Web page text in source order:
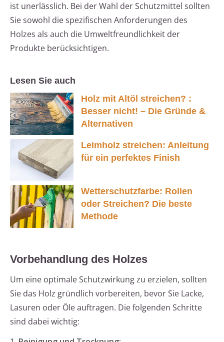
ist unerlässlich. Bei der Wahl der Schutzmittel sollten
Sie sowohl die spezifischen Anforderungen des
Holzes als auch die Umweltfreundlichkeit der
Produkte berücksichtigen.
Lesen Sie auch
Holz mit Altöl streichen? :
Besser nicht! – Die Gründe &
Alternativen
Leimholz streichen: Anleitung
für ein perfektes Finish
Wetterschutzfarbe: Rollen
oder Streichen? Die beste
Methode
Vorbehandlung des Holzes
Um eine optimale Schutzwirkung zu erzielen, sollten
Sie das Holz gründlich vorbereiten, bevor Sie Lacke,
Lasuren oder Öle auftragen. Die folgenden Schritte
sind dabei wichtig: